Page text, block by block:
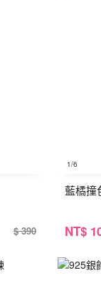
$ 390
1/6
藍橘撞
NT$